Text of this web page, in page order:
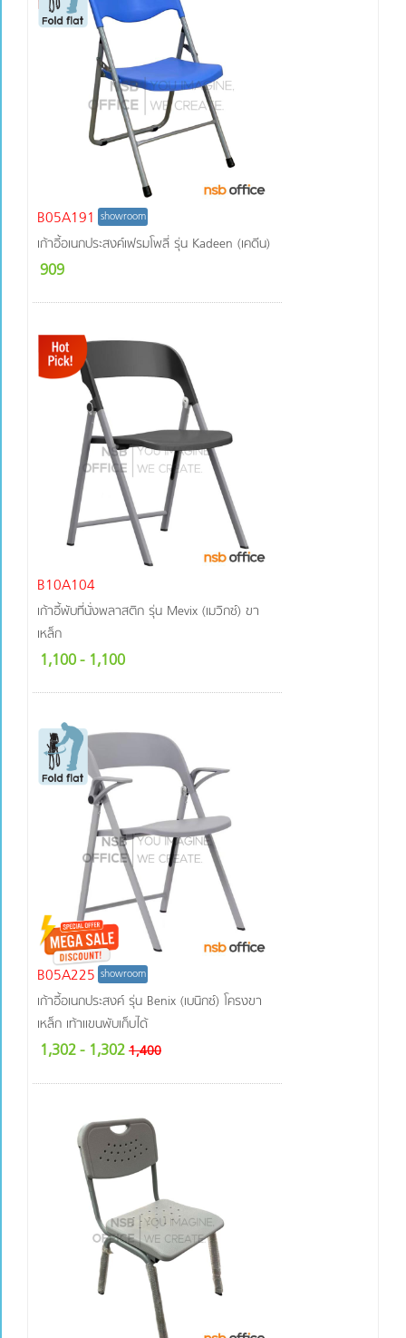
B05A191 showroom
เก้าอี้อเนกประสงค์เฟรมโพลี่ รุ่น Kadeen (เคดีน)
909
B10A104
เก้าอี้พับที่นั่งพลาสติก รุ่น Mevix (เมวิกซ์) ขา
เหล็ก
1,100- 1,100
B05A225 showroom
เก้าอี้อเนกประสงค์ รุ่น Benix (เบนิกซ์) โครงขา
เหล็ก เท้าเเขนพับเก็บได้
1,302- 1,3021,400